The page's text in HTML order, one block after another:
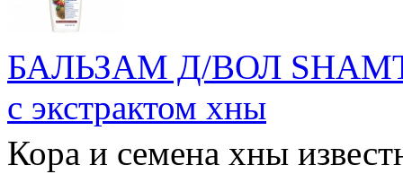
БАЛЬЗАМ Д/ВОЛ
с экстрактом хны
Кора и семена хны